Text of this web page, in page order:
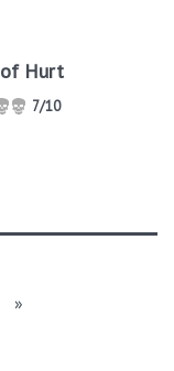
of Hurt
7/10
»